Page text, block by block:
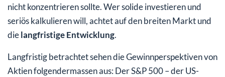
gibt es? Welchen Einfluss hat das Alter auf die
Aktienquote?
Wie kaufe ich Aktien erfolgreich?
nicht konzentrieren sollte. Wer solide investieren und
seriös kalkulieren will, achtet auf den breiten Markt und
dielangfristigeEntwicklung.
Langfristig betrachtet sehen die Gewinnperspektiven von
Aktien folgendermassen aus: Der S&P 500 – der US-